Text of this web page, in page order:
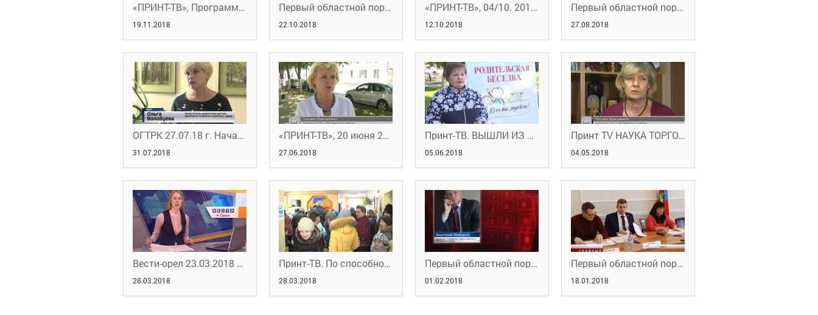
«ПРИНТ-ТВ», Программа «В нашей власти» от 13 ноября 2018 года
19.11.2018
Первый областной портал новостей. Прошла ярмарка вакансий для молодёжи 19.10.2018
22.10.2018
«ПРИНТ-ТВ», 04/10. 2018 г. НА КОНТРОЛЕ
12.10.2018
Первый областной портал новостей. В области стало меньше безработных ( 21.08.2018)
27.08.2018
ОГТРК 27.07.18 г. Начать своё дело на пенсии – реально
31.07.2018
«ПРИНТ-ТВ», 20 июня 2018 г. ПЯТАЯ ТРУДОВАЯ
27.06.2018
Принт-ТВ. ВЫШЛИ ИЗ КАБИНЕТОВ 04.06.2018
05.06.2018
Принт TV НАУКА ТОРГОВАТЬ 20.04.2018
04.05.2018
Вести-орел 23.03.2018 14.40
28.03.2018
Принт-ТВ. По способностям и по потребностям
28.03.2018
Первый областной портал новостей. Массовое сокращение.
01.02.2018
Первый областной портал новостей. Вопрос занятости
18.01.2018